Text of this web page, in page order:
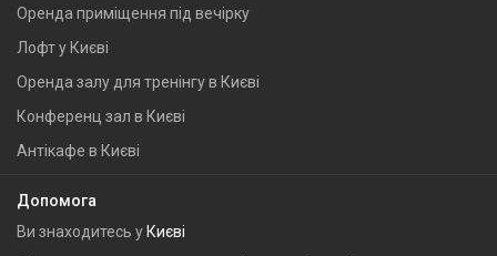
Оренда приміщення під вечірку
Лофт у Києві
Оренда залу для тренінгу в Києві
Конференц зал в Києві
Антікафе в Києві
Допомога
Ви знаходитесь у Києві